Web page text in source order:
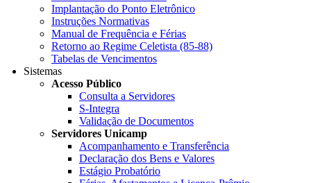
Implantação do Ponto Eletrônico
Instruções Normativas
Manual de Frequência e Férias
Retorno ao Regime Celetista (85-88)
Tabelas de Vencimentos
Sistemas
Acesso Público
Consulta a Servidores
S-Integra
Validação de Documentos
Servidores Unicamp
Acompanhamento e Transferência
Declaração dos Bens e Valores
Estágio Probatório